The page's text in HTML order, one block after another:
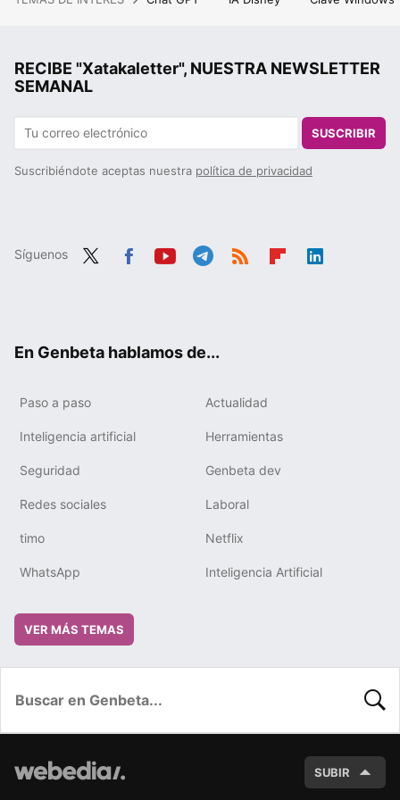
RECIBE "Xatakaletter", NUESTRA NEWSLETTER
SEMANAL
SUSCRIBIR
Suscribiéndote aceptas nuestra política de privacidad
Síguenos
En Genbeta hablamos de...
Paso a paso Actualidad
Inteligencia artificial Herramientas
Seguridad Genbeta dev
Redes sociales Laboral
timo Netflix
WhatsApp Inteligencia Artificial
VER MÁS TEMAS
SUBIR